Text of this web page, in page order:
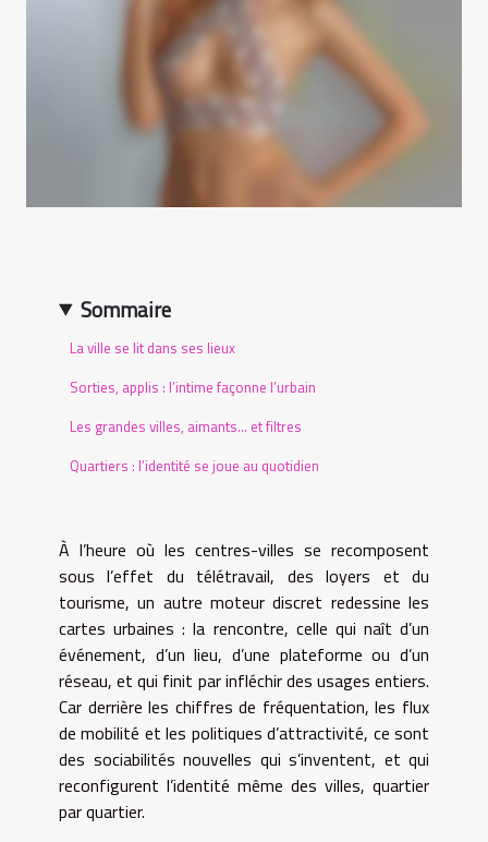
Sommaire
La ville se lit dans ses lieux
Sorties, applis : l’intime façonne l’urbain
Les grandes villes, aimants… et filtres
Quartiers : l’identité se joue au quotidien
À l’heure où les centres-villes se recomposent
sous l’effet du télétravail, des loyers et du
tourisme, un autre moteur discret redessine les
cartes urbaines : la rencontre, celle qui naît d’un
événement, d’un lieu, d’une plateforme ou d’un
réseau, et qui finit par infléchir des usages entiers.
Car derrière les chiffres de fréquentation, les flux
de mobilité et les politiques d’attractivité, ce sont
des sociabilités nouvelles qui s’inventent, et qui
reconfigurent l’identité même des villes, quartier
par quartier.